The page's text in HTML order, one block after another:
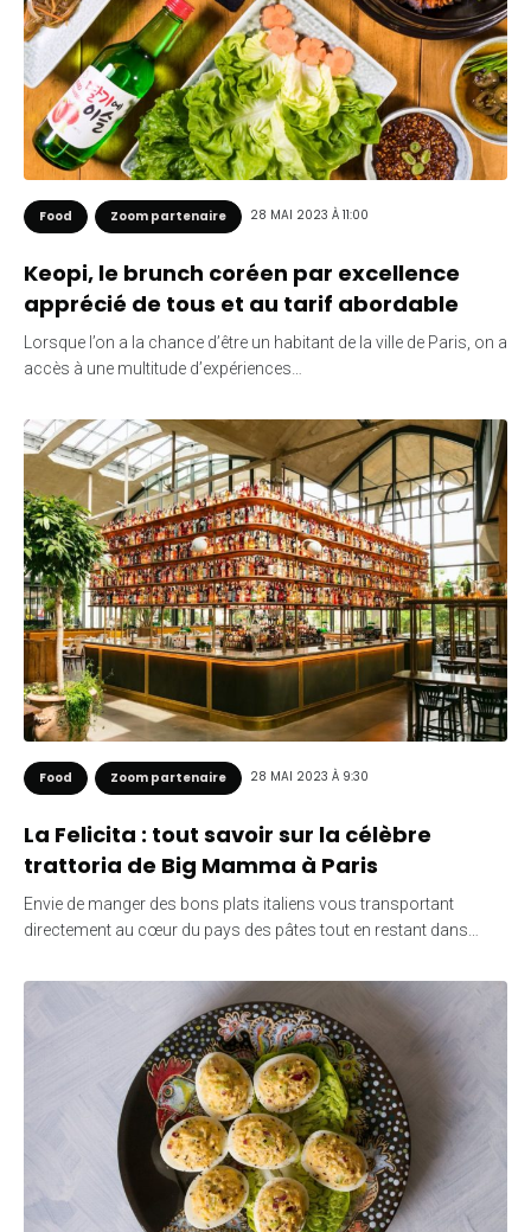
Food Zoom partenaire 28 MAI 2023 À 11:00
Keopi, le brunch coréen par excellence
apprécié de tous et au tarif abordable
Lorsque l’on a la chance d’être un habitant de la ville de Paris, on a
accès à une multitude d’expériences…
Food Zoom partenaire 28 MAI 2023 À 9:30
La Felicita : tout savoir sur la célèbre
trattoria de Big Mamma à Paris
Envie de manger des bons plats italiens vous transportant
directement au cœur du pays des pâtes tout en restant dans…